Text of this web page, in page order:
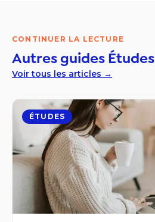
CONTINUER LA LECTURE
Autres guidesÉtudes
Voir tous les articles →
ÉTUDES